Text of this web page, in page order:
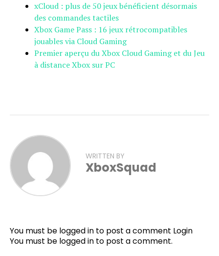
xCloud : plus de 50 jeux bénéficient désormais
des commandes tactiles
Xbox Game Pass : 16 jeux rétrocompatibles
jouables via Cloud Gaming
Premier aperçu du Xbox Cloud Gaming et du Jeu
à distance Xbox sur PC
WRITTEN BY
XboxSquad
You must be logged in to post a comment Login
You must be logged in to post a comment.